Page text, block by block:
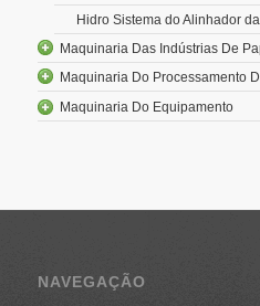
Hidro Sistema do Alinhador
Maquinaria Das Indústrias De
Maquinaria Do Processamento
Maquinaria Do Equipamento
NAVEGAÇÃO